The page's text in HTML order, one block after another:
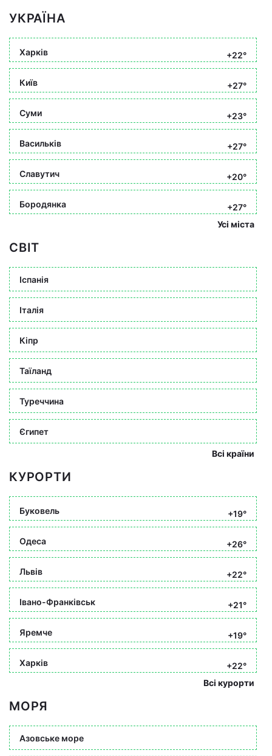
УКРАЇНА
Харків +22°
Київ +27°
Суми +23°
Васильків +27°
Славутич +20°
Бородянка
+27°
Усі міста
СВІТ
Іспанія
Італія
Кіпр
Таїланд
Туреччина
Єгипет
Всі країни
КУРОРТИ
Буковель +19°
Одеса +26°
Львів +22°
Івано-Франківськ +21°
Яремче +19°
Харків
+22°
Всі курорти
МОРЯ
Азовське море